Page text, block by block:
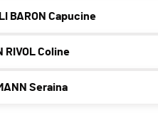
BARON Capucine
RIVOL Coline
Seraina